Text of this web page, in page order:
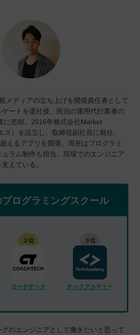
メディアの立ち上げを開発責任者として
ートを退社後、民泊の運用代行業者の
に売却。2016年株式会社Market
ス）を設立し、取締役副社長に就任。
えるアプリを開発。現在はプログラミ
ラム制作も担当。現場でのエンジニア
えている。
ログラミングスクール
２位
コーチテック
３位
テックアカデミー
のエンジニアとして働きたいと思って